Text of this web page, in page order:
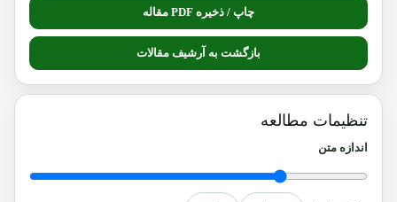
چاپ / ذخیره PDF مقاله
بازگشت به آرشیف مقالات
تنظیمات مطالعه
اندازه متن